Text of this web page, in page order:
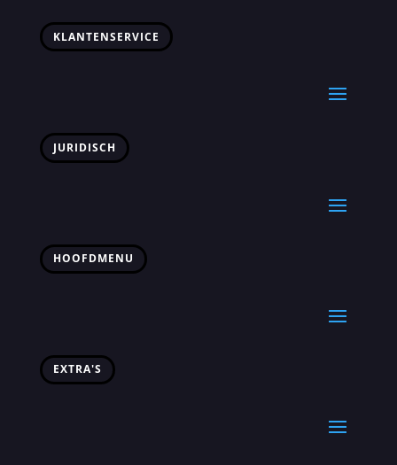
KLANTENSERVICE
JURIDISCH
HOOFDMENU
EXTRA'S